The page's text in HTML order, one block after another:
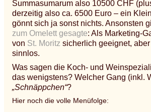
Summasumarum also 10500 CHF
derzeitig also ca. 6500 Euro – ein
gönnt sich ja sonst nichts. Ansonsten
zum Omelett gesagte: Als Marketing-
von St. Moritz sicherlich geeignet,
sinnlos.
Was sagen die Koch- und
das wenigstens? Welcher Gang (inkl.
„Schnäppchen“?
Hier noch die volle Menüfolge: